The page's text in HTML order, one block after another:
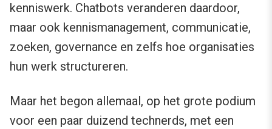
kenniswerk. Chatbots veranderen daardoor,
maar ook kennismanagement, communicatie,
zoeken, governance en zelfs hoe organisaties
hun werk structureren.
Maar het begon allemaal, op het grote podium
voor een paar duizend technerds, met een